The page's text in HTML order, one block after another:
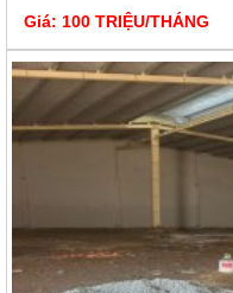
Giá: 100 TRIỆU/THÁNG